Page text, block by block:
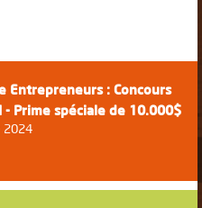
Entrepreneurs : Concours
- Prime spéciale de 10.000$
2024